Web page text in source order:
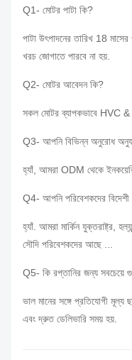
Q1- মোটর পাটা কি?
পাটা উৎপাদনের তারিখ 18 মাসের
খরচ জোগাতে পারবে না হয়.
Q2- মোটর আবেদন কি?
সকল মোটর ব্যাপকভাবে HVC &
Q3- আপনি বিভিন্ন অনুরোধ
হ্যাঁ, আমরা ODM থেকে ইনকয়েরি
Q4- আপনি পরিবেশকদের
হ্যাঁ. আমরা মার্কিন যুক্তরাষ্ট্র,
সৌদি পরিবেশকদের আছে ...
Q5- কি রপ্তানির জন্য সবচেয়ে
ভাল মানের সঙ্গে প্রতিযোগী মূল্য
এবং দ্রুত ডেলিভারি সময় হয়.